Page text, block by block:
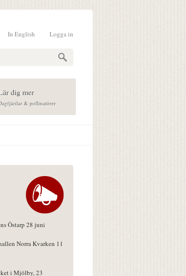
Logga in
In English
dig mer
& pollinatörer
Östarp 28 juni
Norra Kvarken 11
i Mjölby, 23